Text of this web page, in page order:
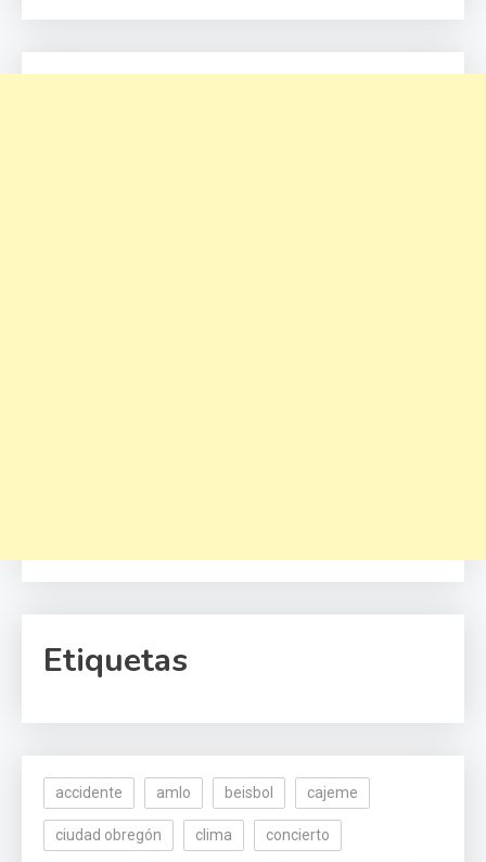
Etiquetas
accidente amlo beisbol cajeme
ciudad obregón clima concierto